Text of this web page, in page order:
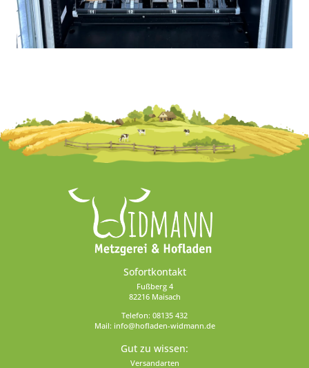
Sofortkontakt
Fußberg 4
82216 Maisach
Telefon: 08135 432
Mail: info@hofladen-widmann.de
Gut zu wissen:
Versandarten